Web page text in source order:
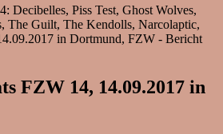
Decibelles, Piss Test, Ghost Wolves,
The Guilt, The Kendolls, Narcolaptic,
in Dortmund, FZW - Bericht
FZW 14, 14.09.2017 in